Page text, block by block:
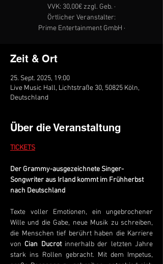
VVK: 30,00€ zzgl. Geb. ·
Örtlicher Veranstalter:
Prime Entertainment GmbH ·
Zeit & Ort
25. Sept. 2025, 19:00
Live Music Hall, Lichtstraße 30, 50825 Köln,
Deutschland
Über die Veranstaltung
TICKETS
Der Grammy-ausgezeichnete Singer-
Songwriter aus Irland kommt im Frühherbst
nach Deutschland
Texte voller Emotionen, ein ungebrochener
Wille und die Gabe, neue Musik zu schreiben,
die Menschen tief berührt haben die Karriere
von Cian Ducrot innerhalb der letzten Jahre
stark ins Rollen gebracht. Mit dem Impetus,